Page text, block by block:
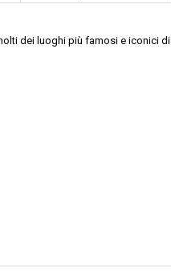
dei luoghi più famosi e iconici di